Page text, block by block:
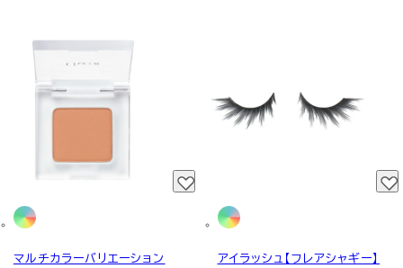
マルチカラーバリエーション
アイラッシュ【フレアシャギー】